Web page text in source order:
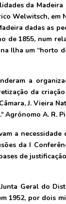
da
Welwitsch, em
dadas as
de 1855, num
Ilha um “horto
a
da
J. Vieira
Agrónomo A. R.
a necessidade
da I
de
Geral do
1952, por dois